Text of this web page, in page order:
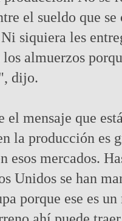
el sueldo que
siquiera les
almuerzos
dijo.
el mensaje que
la producción es
esos mercados.
Unidos se han
porque ese es